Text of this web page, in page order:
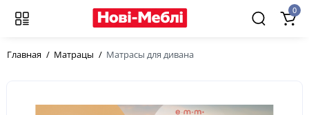
0
Главная Матрацы Матрасы для дивана